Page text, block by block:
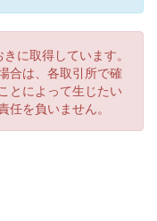
に取得しています。
合は、各取引所で確
とによって生じたい
を負いません。